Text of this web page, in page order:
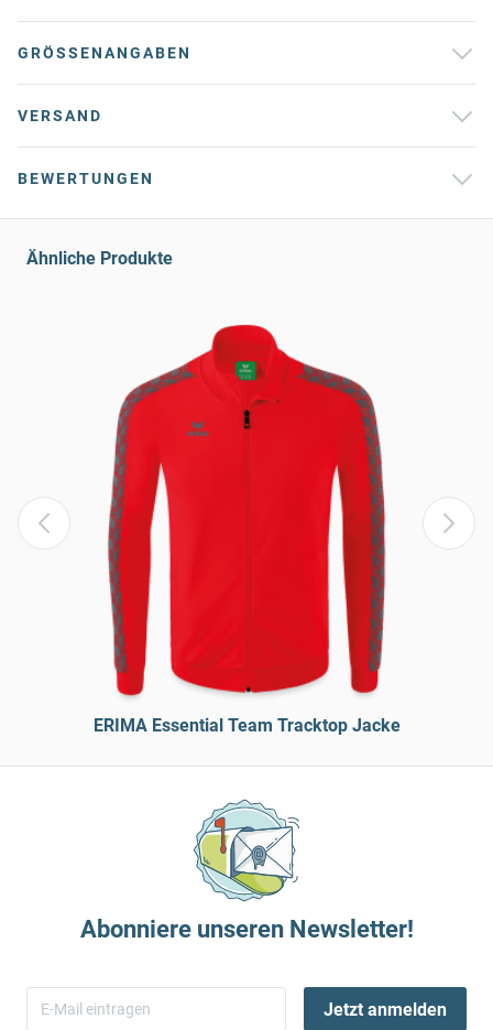
GRÖSSENANGABEN
VERSAND
BEWERTUNGEN
Ähnliche Produkte
ERIMA Essential Team Tracktop Jacke
Abonniere unseren Newsletter!
Jetzt anmelden